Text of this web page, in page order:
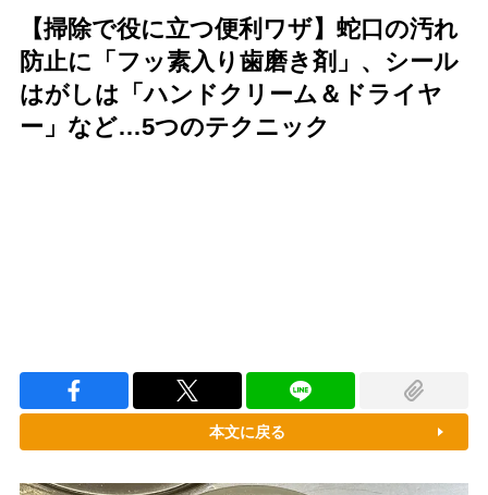
【掃除で役に立つ便利ワザ】蛇口の汚れ
防止に「フッ素入り歯磨き剤」、シール
はがしは「ハンドクリーム＆ドライヤ
ー」など…5つのテクニック
本文に戻る